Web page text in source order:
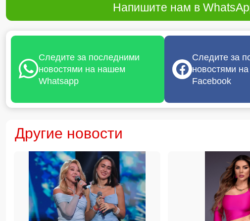
Напишите нам в
Следите за последними
новостями на нашем
Whatsapp
Следите за
новостями
Facebook
Другие новости